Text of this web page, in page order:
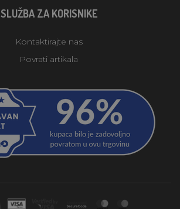
SLUŽBA ZA KORISNIKE
Kontaktirajte nas
Povrati artikala